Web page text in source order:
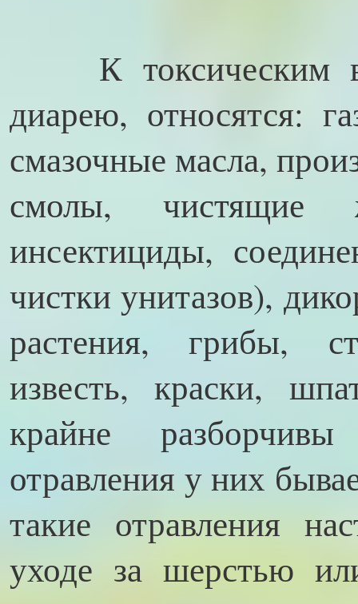
К токсическим
диарею, относятся:
смазочные масла,
смолы, чистящие
инсектициды,
чистки унитазов),
растения, грибы,
известь, краски,
крайне
отравления у них
такие отравления
уходе за шерстью